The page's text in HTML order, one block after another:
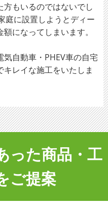
もいるのではないでし
庭に設置しようとディー
になってしまいます。
自動車・PHEV車の自宅
レイな施工をいたしま
った商品・工
ご提案